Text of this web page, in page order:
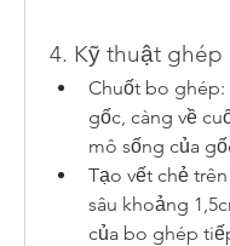
4. Kỹ thuật ghép
Chuốt bo
gốc, càng về
mô sống của
Tạo vết chẻ
sâu khoảng
của bo ghép